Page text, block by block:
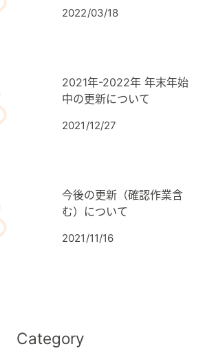
2022/03/18
2021年-2022年 年末年始
中の更新について
2021/12/27
今後の更新（確認作業含
む）について
2021/11/16
Category